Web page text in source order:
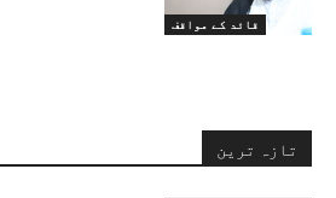
قائد کے مواقف
تازہ ترین